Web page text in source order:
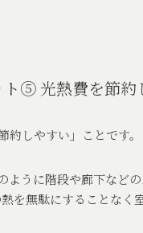
ト⑤ 光熱費を節約
約しやすい」ことです。
ように階段や廊下など
を無駄にすることなく